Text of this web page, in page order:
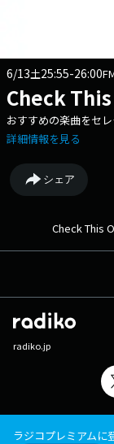
6/13土25:55-26:00
Check
おすすめの楽曲をセレ
詳細情報を見る
シェア
Check This
radiko.jp
ラジコプレミアムに